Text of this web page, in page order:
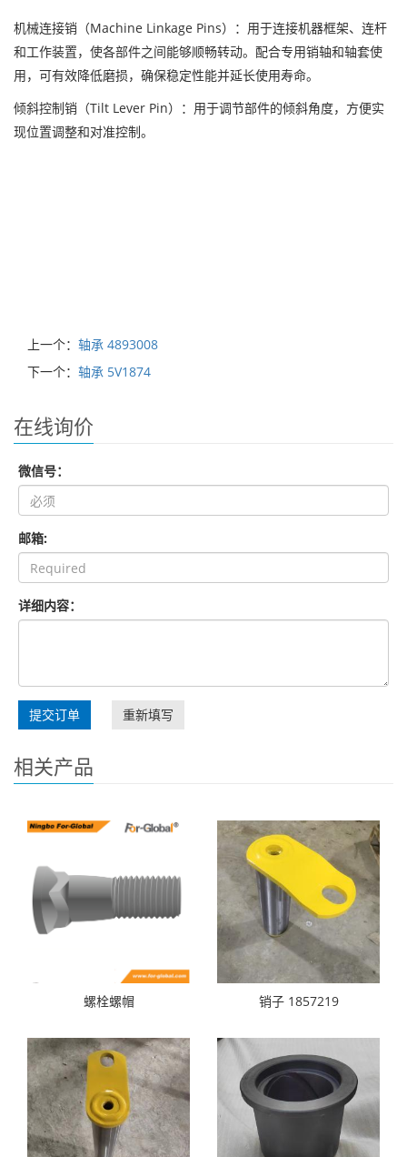
机械连接销（Machine Linkage Pins）：用于连接机器框架、连杆
和工作装置，使各部件之间能够顺畅转动。配合专用销轴和轴套使
用，可有效降低磨损，确保稳定性能并延长使用寿命。
倾斜控制销（Tilt Lever Pin）：用于调节部件的倾斜角度，方便实
现位置调整和对准控制。
上一个： 轴承 4893008
下一个： 轴承 5V1874
在线询价
微信号：
邮箱:
详细内容：
提交订单 重新填写
相关产品
螺栓螺帽 销子 1857219